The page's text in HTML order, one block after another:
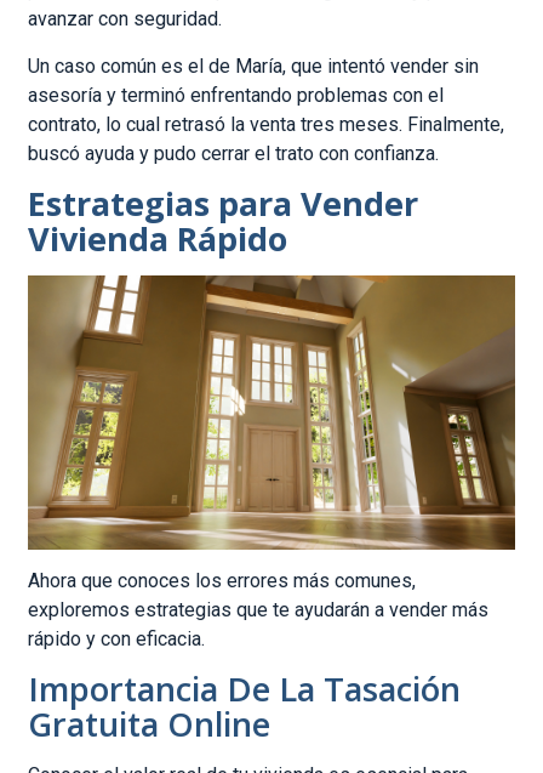
avanzar con seguridad.
Un caso común es el de María, que intentó vender sin
asesoría y terminó enfrentando problemas con el
contrato, lo cual retrasó la venta tres meses. Finalmente,
buscó ayuda y pudo cerrar el trato con confianza.
Estrategias para Vender
Vivienda Rápido
Ahora que conoces los errores más comunes,
exploremos estrategias que te ayudarán a vender más
rápido y con eficacia.
Importancia De La Tasación
Gratuita Online